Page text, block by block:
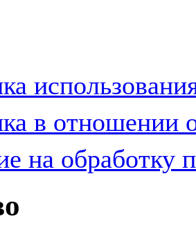
в отношении
на обработку